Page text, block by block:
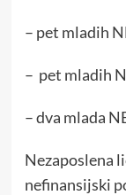
– pet mladih
– pet mladih
– dva mlada
Nezaposlena
nefinansijski